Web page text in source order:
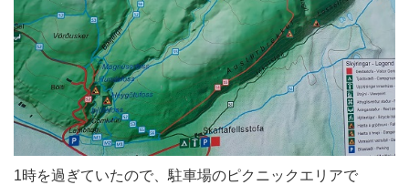
1時を過ぎていたので、駐車場のピクニックエリアで